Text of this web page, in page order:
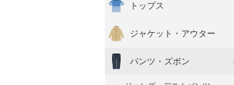
トップス
ジャケット・アウター
パンツ・ズボン